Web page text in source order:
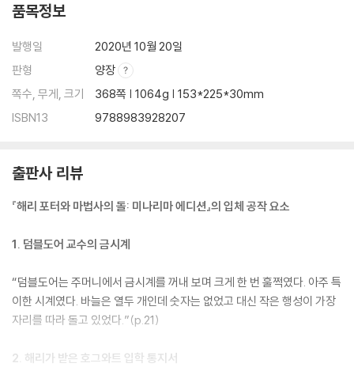
품목정보
발행일
2020년 10월 20일
판형
양장
쪽수, 무게, 크기
368쪽 | 1064g | 153*225*30mm
ISBN13
9788983928207
출판사 리뷰
『해리 포터와 마법사의 돌: 미나리마 에디션』의 입체 공작 요소
1. 덤블도어 교수의 금시계
“덤블도어는 주머니에서 금시계를 꺼내 보며 크게 한 번 훌쩍였다. 아주 특
이한 시계였다. 바늘은 열두 개인데 숫자는 없었고 대신 작은 행성이 가장
자리를 따라 돌고 있었다.”(p.21)
2. 해리가 받은 호그와트 입학 통지서